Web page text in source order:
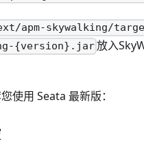
apm-skywalking/
{version}.jar放入
使用 Seata 最新版：